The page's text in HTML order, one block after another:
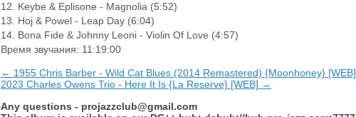
12. Keybe & Eplisone - Magnolia (5:52)
13. Hoj & Powel - Leap Day (6:04)
14. Bona Fide & Johnny Leoni - Violin Of Love (4:57)
Время звучания: 11:19:00
← 1955 Chris Barber - Wild Cat Blues (2014 Remastered) {Moonhoney} [WEB]
2023 Charles Owens Trio - Here It Is {La Reserve} [WEB] →
Any questions - projazzclub@gmail.com